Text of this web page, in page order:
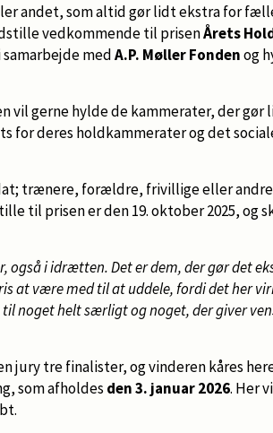
andet, som altid gør lidt ekstra for
vedkommende til prisenÅrets
samarbejde medA.P. Møller Fondenog
vil gerne hylde de kammerater, der
for deres holdkammerater og det
trænere, forældre, frivillige eller
til prisen er den 19. oktober 2025, og
også i idrætten. Det er dem, der gør det
at være med til at uddele, fordi det her
noget helt særligt og noget, der giver
jury tre finalister, og vinderen kåres
som afholdes den 3. januar 2026. Her